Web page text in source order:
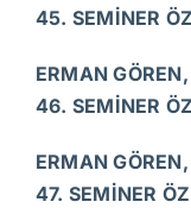
45. SEMİNER
ERMAN
46. SEMİNER
ERMAN
47. SEMİNER